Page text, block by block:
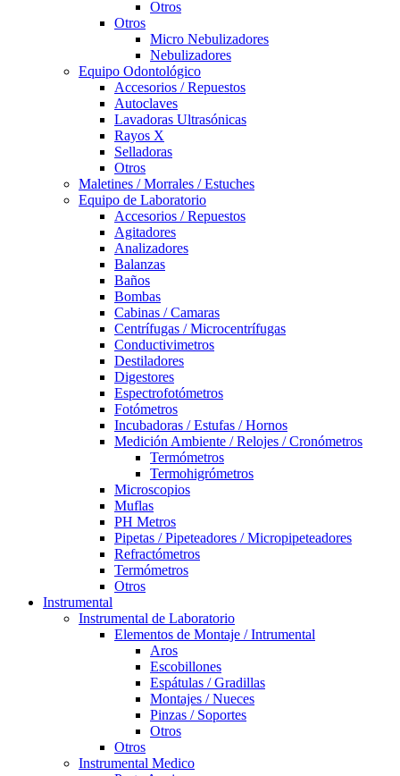
Otros
Otros
Micro Nebulizadores
Nebulizadores
Equipo Odontológico
Accesorios / Repuestos
Autoclaves
Lavadoras Ultrasónicas
Rayos X
Selladoras
Otros
Maletines / Morrales / Estuches
Equipo de Laboratorio
Accesorios / Repuestos
Agitadores
Analizadores
Balanzas
Baños
Bombas
Cabinas / Camaras
Centrífugas / Microcentrífugas
Conductivimetros
Destiladores
Digestores
Espectrofotómetros
Fotómetros
Incubadoras / Estufas / Hornos
Medición Ambiente / Relojes / Cronómetros
Termómetros
Termohigrómetros
Microscopios
Muflas
PH Metros
Pipetas / Pipeteadores / Micropipeteadores
Refractómetros
Termómetros
Otros
Instrumental
Instrumental de Laboratorio
Elementos de Montaje / Intrumental
Aros
Escobillones
Espátulas / Gradillas
Montajes / Nueces
Pinzas / Soportes
Otros
Otros
Instrumental Medico